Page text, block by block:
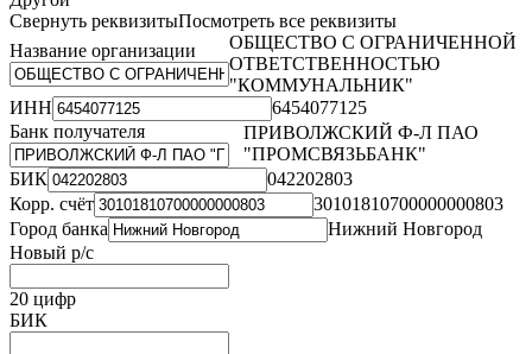
Свернуть реквизитыПосмотреть все реквизиты
Название организации
ОБЩЕСТВО С ОГРАНИЧЕННОЙ
ОТВЕТСТВЕННОСТЬЮ
"КОММУНАЛЬНИК"
ИНН
6454077125
Банк получателя
ПРИВОЛЖСКИЙ Ф-Л ПАО
"ПРОМСВЯЗЬБАНК"
БИК
042202803
Корр. счёт
30101810700000000803
Город банка
Нижний Новгород
Новый р/с
20 цифр
БИК